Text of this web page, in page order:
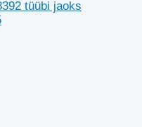
tüübi jaoks